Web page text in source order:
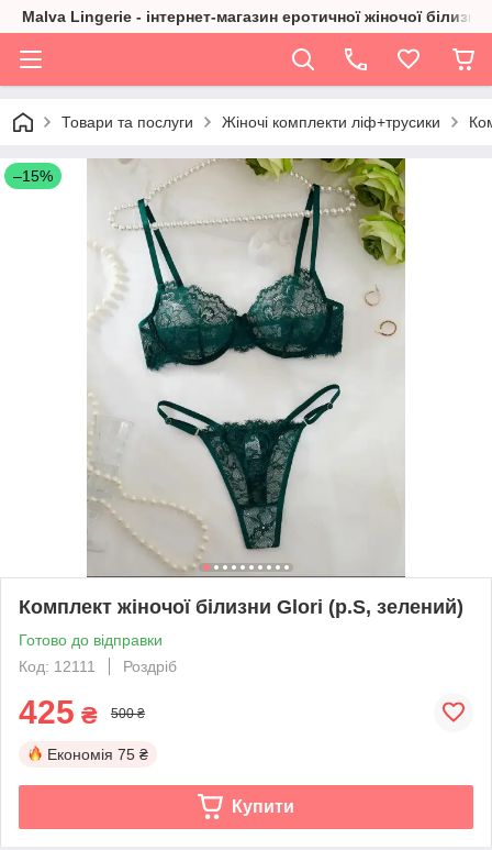
Malva Lingerie - інтернет-магазин еротичної жіночої білизни
Товари та послуги Жіночі комплекти ліф+трусики
–15%
Комплект жіночої білизни Glori (р.S, зелений)
Готово до відправки
Код: 12111
Роздріб
425 ₴ 500 ₴
Економія 75 ₴
Купити